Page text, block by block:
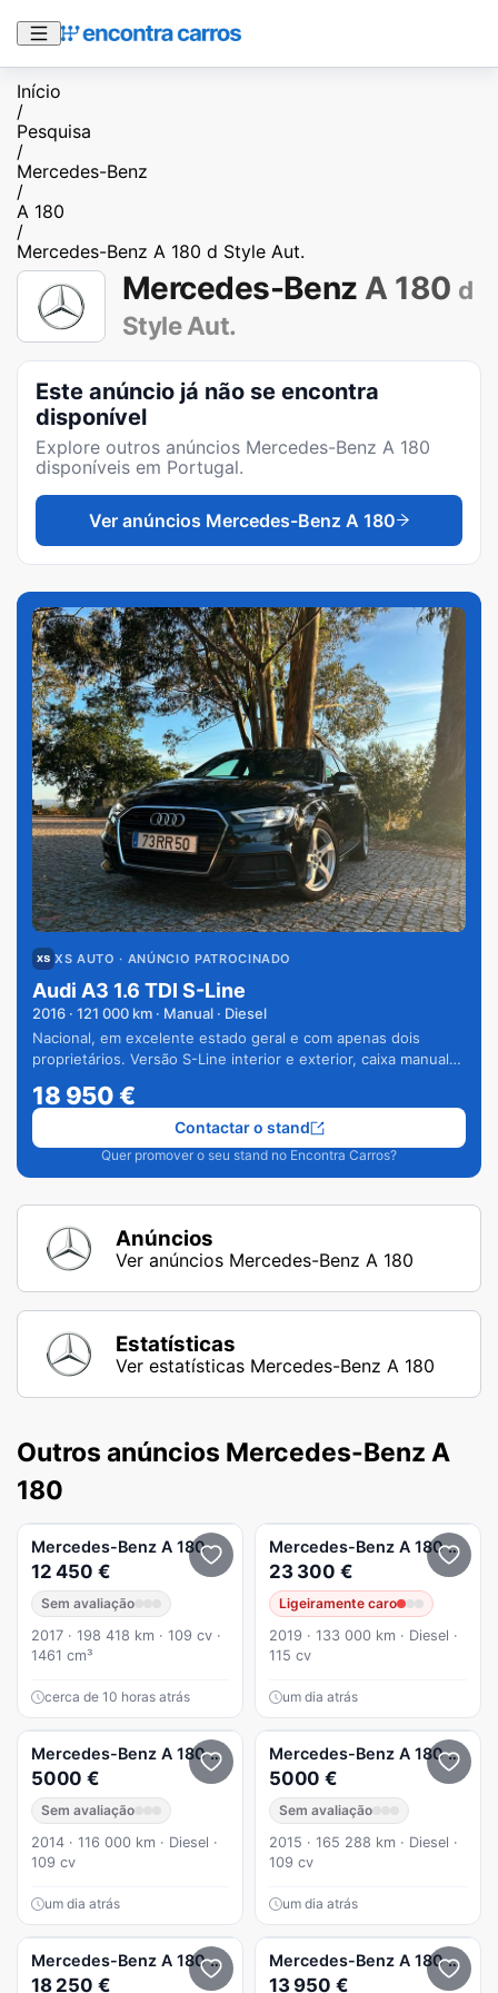
Início
/
Pesquisa
/
Mercedes-Benz
/
A 180
/
Mercedes-Benz A 180 d Style Aut.
Mercedes-Benz A 180 d
Style Aut.
Este anúncio já não se encontra
disponível
Explore outros anúncios Mercedes-Benz A 180
disponíveis em Portugal.
Ver anúncios Mercedes-Benz A 180
XS AUTO · ANÚNCIO PATROCINADO
Audi A3 1.6 TDI S-Line
2016 · 121 000 km · Manual · Diesel
Nacional, em excelente estado geral e com apenas dois
proprietários. Versão S-Line interior e exterior, caixa manual
18 950€
Quer promover o seu stand no Encontra Carros?
Contactar o stand
Anúncios
Ver anúncios Mercedes-Benz A 180
Estatísticas
Ver estatísticas Mercedes-Benz A 180
Outros anúncios Mercedes-Benz A
180
Mercedes-Benz A 180
12 450 €
Sem avaliação
2017 · 198 418 km · 109 cv ·
1461 cm³
cerca de 10 horas atrás
Mercedes-Benz A 180
23 300 €
Ligeiramente caro
2019 · 133 000 km · Diesel ·
115 cv
um dia atrás
Mercedes-Benz A 180 CDI (BlueEFFICIENCY)
5000 €
Sem avaliação
2014 · 116 000 km · Diesel ·
109 cv
um dia atrás
Mercedes-Benz A 180 d Aut.
5000 €
Sem avaliação
2015 · 165 288 km · Diesel ·
109 cv
um dia atrás
Mercedes-Benz A 180 d Urban
18 250 €
Mercedes-Benz A 180 CDI
13 950 €